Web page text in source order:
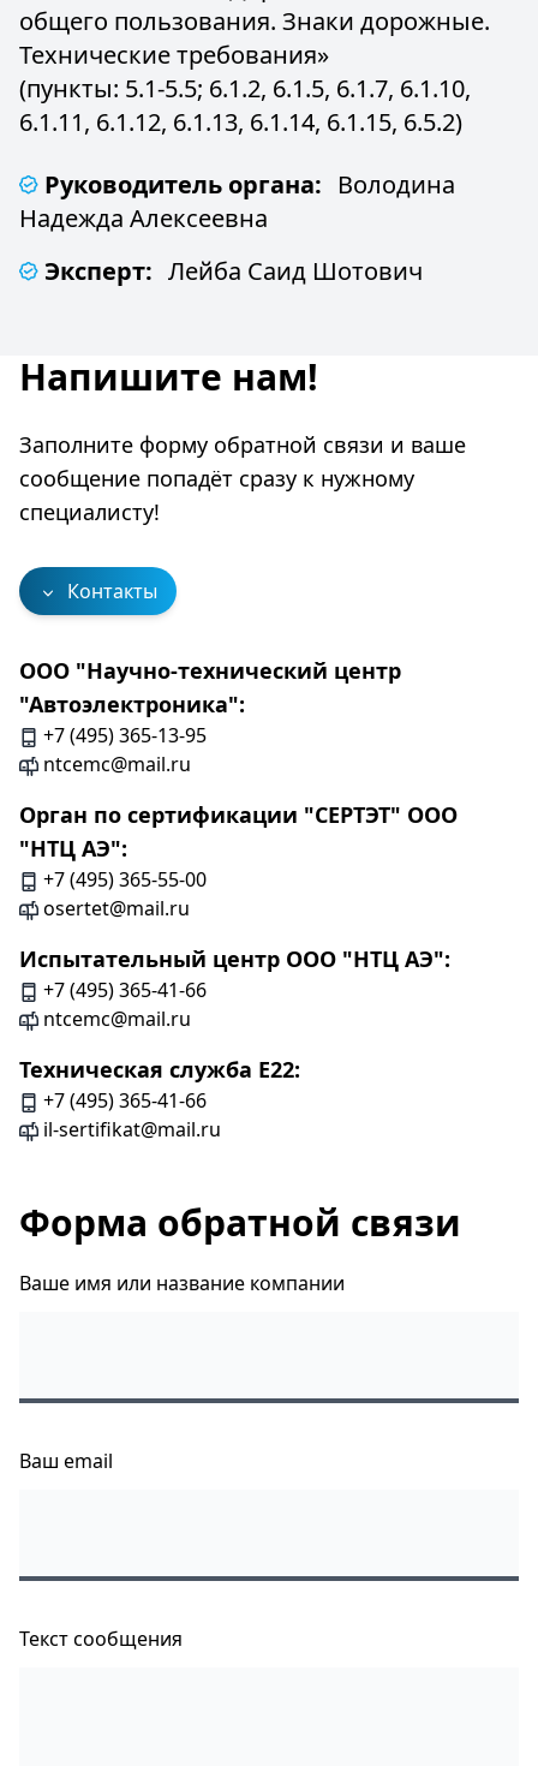
общего пользования. Знаки дорожные.
Технические требования»
(пункты: 5.1-5.5; 6.1.2, 6.1.5, 6.1.7, 6.1.10,
6.1.11, 6.1.12, 6.1.13, 6.1.14, 6.1.15, 6.5.2)
Руководитель органа: Володина
Надежда Алексеевна
Эксперт: Лейба Саид Шотович
Напишите нам!
Заполните форму обратной связи и ваше
сообщение попадёт сразу к нужному
специалисту!
Контакты
ООО "Научно-технический центр
"Автоэлектроника":
+7 (495) 365-13-95
ntcemc@mail.ru
Орган по сертификации "СЕРТЭТ" ООО
"НТЦ АЭ":
+7 (495) 365-55-00
osertet@mail.ru
Испытательный центр ООО "НТЦ АЭ":
+7 (495) 365-41-66
ntcemc@mail.ru
Техническая служба Е22:
+7 (495) 365-41-66
il-sertifikat@mail.ru
Форма обратной связи
Ваше имя или название компании
Ваш email
Текст сообщения